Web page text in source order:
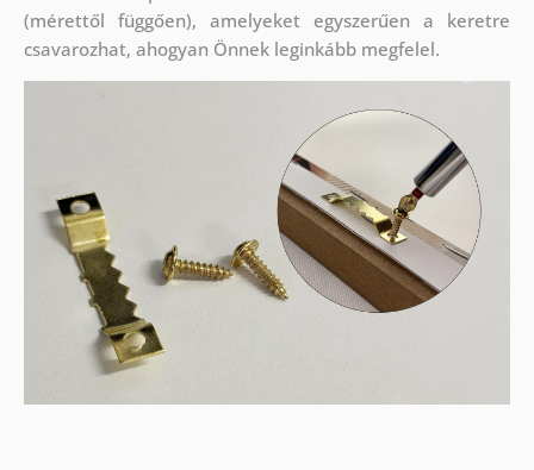
(mérettől függően), amelyeket egyszerűen a keretre
csavarozhat, ahogyan Önnek leginkább megfelel.